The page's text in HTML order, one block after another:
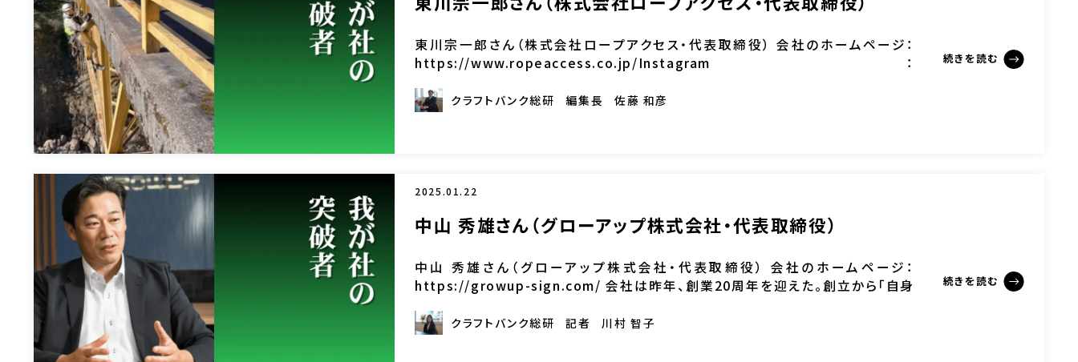
東川宗一郎さん（株式会社ロープアクセス・代表取締役） 会社のホームページ：
https://www.ropeaccess.co.jp/Instagram：
クラフトバンク総研 編集長 佐藤 和彦
続きを読む
2025.01.22
中山 秀雄さん（グローアップ株式会社・代表取締役）
中山 秀雄さん（グローアップ株式会社・代表取締役） 会社のホームページ：
https://growup-sign.com/ 会社は昨年、創業20周年を迎えた。創立から「自身
クラフトバンク総研 記者 川村 智子
続きを読む